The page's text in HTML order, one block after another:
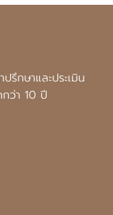
กษาและประเมิน
ว่า 10 ปี